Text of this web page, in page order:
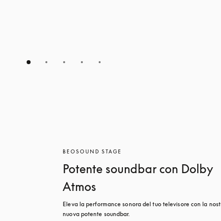
BEOSOUND STAGE
Potente soundbar con Dolby
Atmos
Eleva la performance sonora del tuo televisore con la
nuova potente soundbar.